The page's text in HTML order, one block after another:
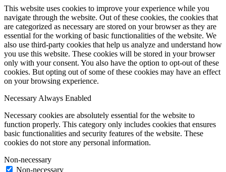
This website uses cookies to improve your experience while you
navigate through the website. Out of these cookies, the cookies that
are categorized as necessary are stored on your browser as they are
essential for the working of basic functionalities of the website. We
also use third-party cookies that help us analyze and understand how
you use this website. These cookies will be stored in your browser
only with your consent. You also have the option to opt-out of these
cookies. But opting out of some of these cookies may have an effect
on your browsing experience.
Necessary Always Enabled
Necessary cookies are absolutely essential for the website to
function properly. This category only includes cookies that ensures
basic functionalities and security features of the website. These
cookies do not store any personal information.
Non-necessary
Non-necessary